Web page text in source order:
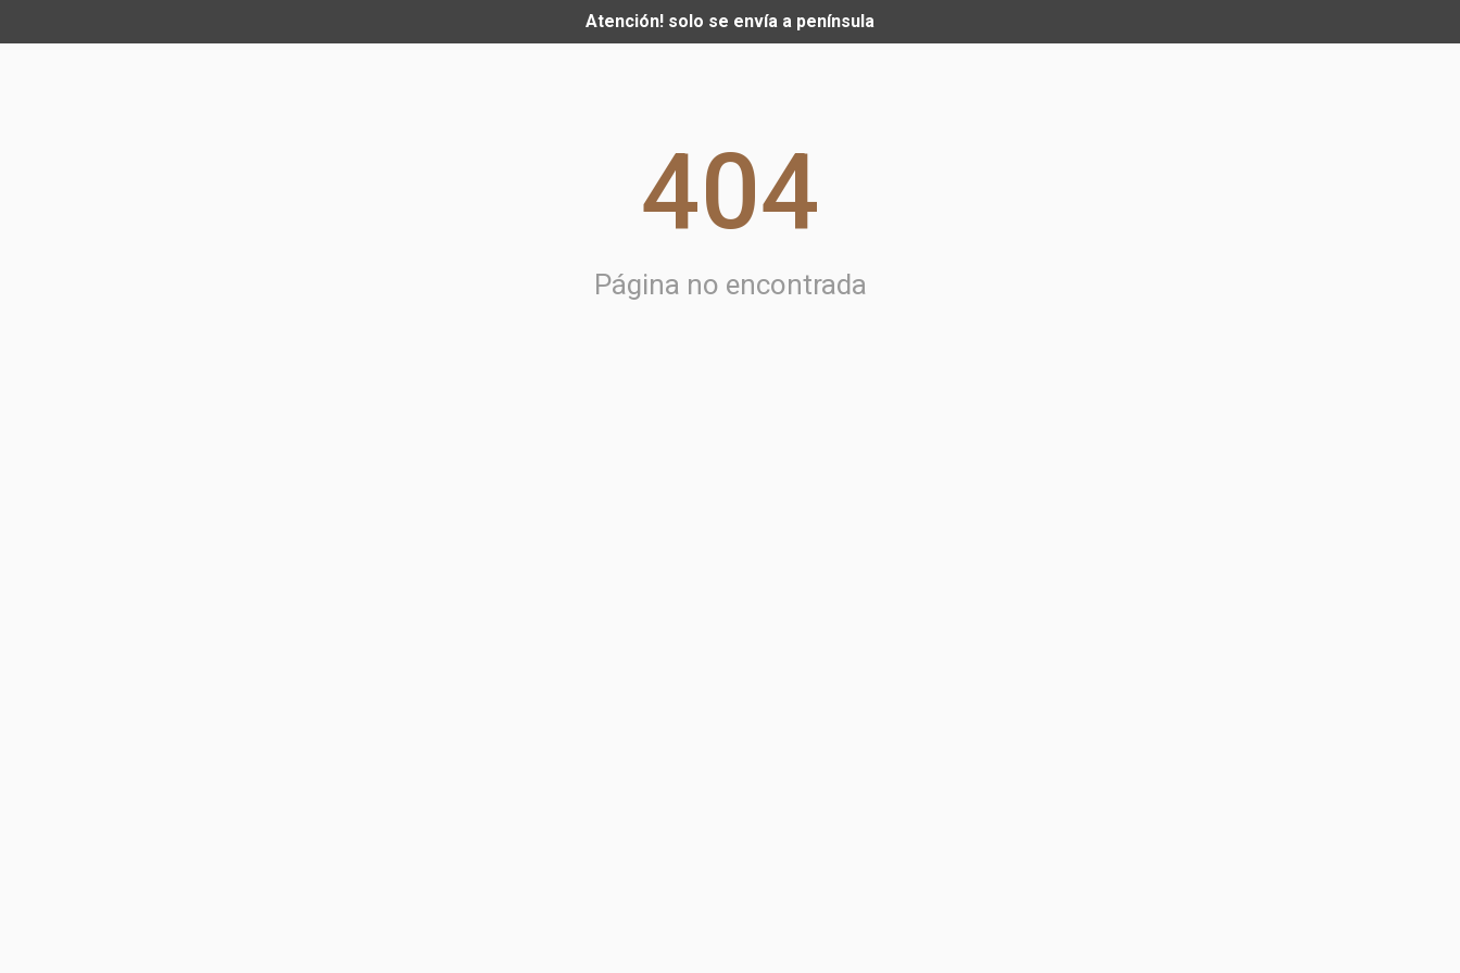
Atención! solo se envía a península
404
Página no encontrada